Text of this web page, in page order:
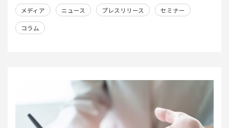
メディア ニュース プレスリリース セミナー
コラム